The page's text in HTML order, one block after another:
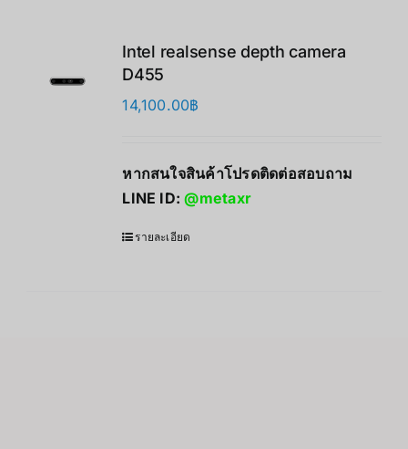
Intel realsense depth camera
D455
14,100.00฿
หากสนใจสินค้าโปรดติดต่อสอบถาม
LINE ID:@metaxr
รายละเอียด